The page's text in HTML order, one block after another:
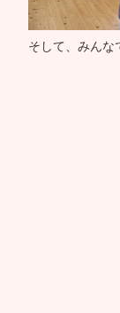
そして、みんな